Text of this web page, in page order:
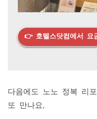
👉 호텔스닷컴에서 요
다음에도 노노 정복 리
또 만나요.